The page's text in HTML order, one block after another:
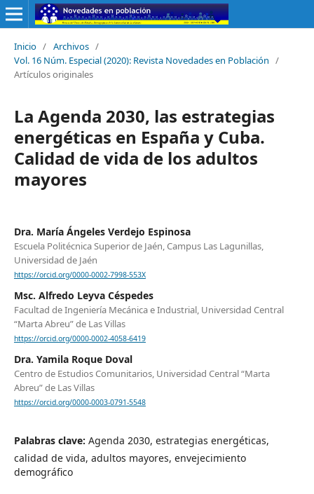
Inicio / Archivos /
Vol. 16 Núm. Especial (2020): Revista Novedades en Población /
Artículos originales
La Agenda 2030, las estrategias
energéticas en España y Cuba.
Calidad de vida de los adultos
mayores
Dra. María Ángeles Verdejo Espinosa
Escuela Politécnica Superior de Jaén, Campus Las Lagunillas,
Universidad de Jaén
https://orcid.org/0000-0002-7998-553X
Msc. Alfredo Leyva Céspedes
Facultad de Ingeniería Mecánica e Industrial, Universidad Central
“Marta Abreu” de Las Villas
https://orcid.org/0000-0002-4058-6419
Dra. Yamila Roque Doval
Centro de Estudios Comunitarios, Universidad Central “Marta
Abreu” de Las Villas
https://orcid.org/0000-0003-0791-5548
Palabras clave: Agenda 2030, estrategias energéticas,
calidad de vida, adultos mayores, envejecimiento
demográfico